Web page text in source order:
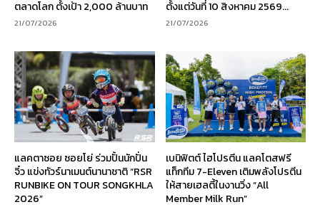
ตลาดโลก ตั้งเป้า 2,000 ล้านบาท
21/07/2026
ตั้งแต่วันที่ 10 สิงหาคม 2569...
21/07/2026
แลคตาซอย ซอยโย่ ร่วมปั้นนักปั่น
จิ๋ว แข่งทัวร์นาเมนต์นานาชาติ “RSR
RUNBIKE ON TOUR SONGKHLA
2026”
เบนิฟิตต์ ไฮโปรตีน แลคโตสฟรี
แท็กทีม 7-Eleven เติมพลังโปรตีน
ให้สายเฮลตี้ในงานวิ่ง “All
Member Milk Run”